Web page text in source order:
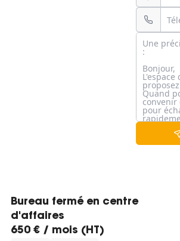
Bureau fermé en centre
d'affaires
650 € / mois (HT)